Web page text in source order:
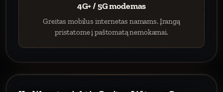
4G+ / 5G modemas
Greitas mobilus internetas namams. Įrangą
pristatome į paštomatą nemokamai.